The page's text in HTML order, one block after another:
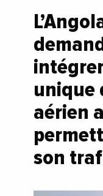
unique
aérien
son